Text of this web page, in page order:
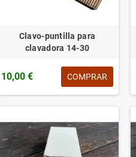
Clavo-puntilla para
clavadora 14-30
10,00 € COMPRAR